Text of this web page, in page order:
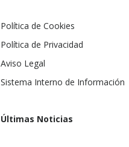
Política de Cookies
Política de Privacidad
Aviso Legal
Sistema Interno de Información
Últimas Noticias